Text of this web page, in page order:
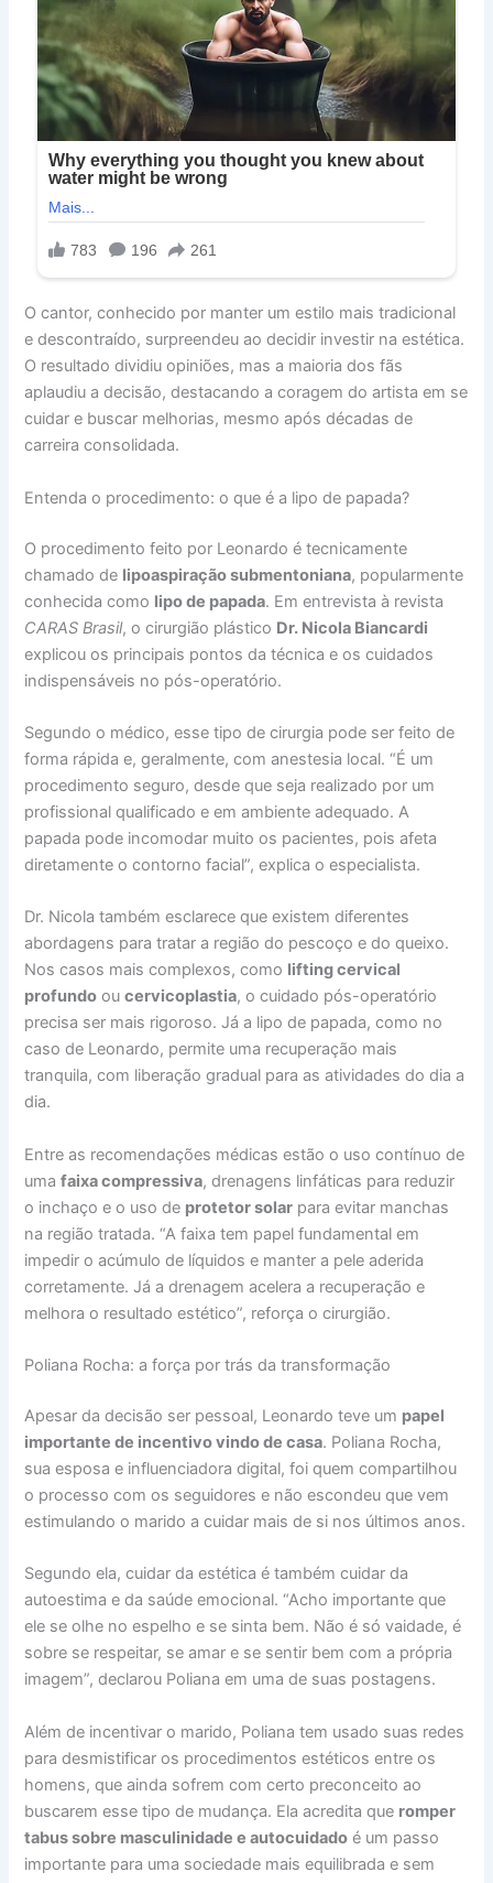
O cantor, conhecido por manter um estilo mais tradicional
e descontraído, surpreendeu ao decidir investir na estética.
O resultado dividiu opiniões, mas a maioria dos fãs
aplaudiu a decisão, destacando a coragem do artista em se
cuidar e buscar melhorias, mesmo após décadas de
carreira consolidada.
Entenda o procedimento: o que é a lipo de papada?
O procedimento feito por Leonardo é tecnicamente
chamado de lipoaspiração submentoniana, popularmente
conhecida como lipo de papada. Em entrevista à revista
CARAS Brasil, o cirurgião plástico Dr. Nicola Biancardi
explicou os principais pontos da técnica e os cuidados
indispensáveis no pós-operatório.
Segundo o médico, esse tipo de cirurgia pode ser feito de
forma rápida e, geralmente, com anestesia local. “É um
procedimento seguro, desde que seja realizado por um
profissional qualificado e em ambiente adequado. A
papada pode incomodar muito os pacientes, pois afeta
diretamente o contorno facial”, explica o especialista.
Dr. Nicola também esclarece que existem diferentes
abordagens para tratar a região do pescoço e do queixo.
Nos casos mais complexos, como lifting cervical
profundo oucervicoplastia, o cuidado pós-operatório
precisa ser mais rigoroso. Já a lipo de papada, como no
caso de Leonardo, permite uma recuperação mais
tranquila, com liberação gradual para as atividades do dia a
dia.
Entre as recomendações médicas estão o uso contínuo de
umafaixa compressiva, drenagens linfáticas para reduzir
o inchaço e o uso de protetor solar para evitar manchas
na região tratada. “A faixa tem papel fundamental em
impedir o acúmulo de líquidos e manter a pele aderida
corretamente. Já a drenagem acelera a recuperação e
melhora o resultado estético”, reforça o cirurgião.
Poliana Rocha: a força por trás da transformação
Apesar da decisão ser pessoal, Leonardo teve um papel
importante de incentivo vindo de casa. Poliana Rocha,
sua esposa e influenciadora digital, foi quem compartilhou
o processo com os seguidores e não escondeu que vem
estimulando o marido a cuidar mais de si nos últimos anos.
Segundo ela, cuidar da estética é também cuidar da
autoestima e da saúde emocional. “Acho importante que
ele se olhe no espelho e se sinta bem. Não é só vaidade, é
sobre se respeitar, se amar e se sentir bem com a própria
imagem”, declarou Poliana em uma de suas postagens.
Além de incentivar o marido, Poliana tem usado suas redes
para desmistificar os procedimentos estéticos entre os
homens, que ainda sofrem com certo preconceito ao
buscarem esse tipo de mudança. Ela acredita que romper
tabus sobre masculinidade e autocuidado é um passo
importante para uma sociedade mais equilibrada e sem